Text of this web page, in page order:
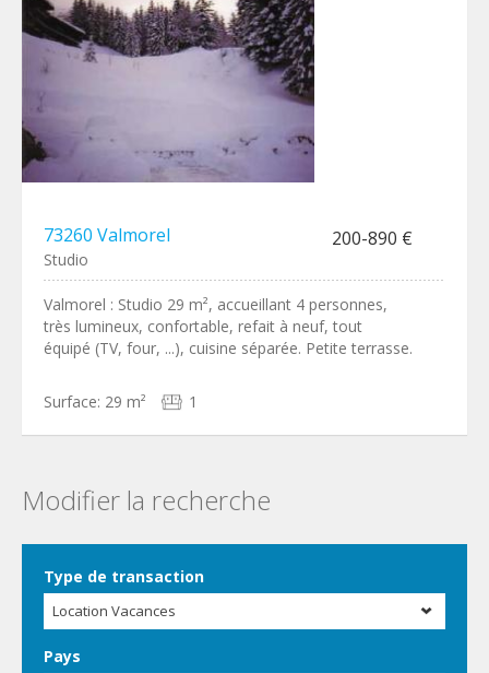
73260 Valmorel 200-890 €
Studio
Valmorel : Studio 29 m², accueillant 4 personnes,
très lumineux, confortable, refait à neuf, tout
équipé (TV, four, ...), cuisine séparée. Petite terrasse.
Surface: 29 m² 1
Modifier la recherche
Type de transaction
Location Vacances
Pays